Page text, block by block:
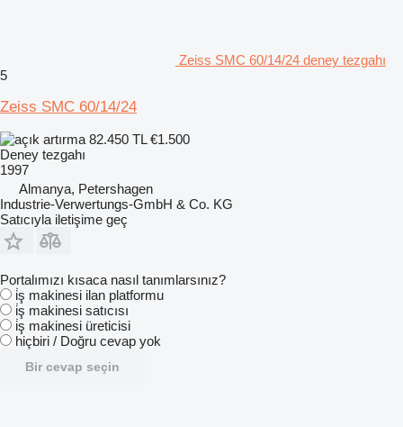
Zeiss SMC 60/14/24 deney tezgahı
5
Zeiss SMC 60/14/24
82.450 TL€1.500
Deney tezgahı
1997
Almanya, Petershagen
Industrie-Verwertungs-GmbH & Co. KG
Satıcıyla iletişime geç
Portalımızı kısaca nasıl tanımlarsınız?
i̇ş makinesi ilan platformu
i̇ş makinesi satıcısı
i̇ş makinesi üreticisi
hiçbiri / Doğru cevap yok
Bir cevap seçin